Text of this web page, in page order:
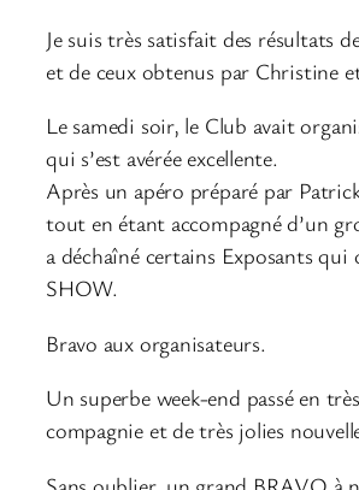
Je suis très satisfait des résultats
et de ceux obtenus par Christine
Le samedi soir, le Club avait
qui s’est avérée excellente.
Après un apéro préparé par
tout en étant accompagné d’un
a déchaîné certains Exposants
SHOW.
Bravo aux organisateurs.
Un superbe week-end passé en
compagnie et de très jolies